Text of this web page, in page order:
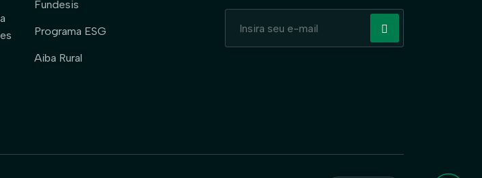
Fundesis
Programa ESG
Aiba Rural